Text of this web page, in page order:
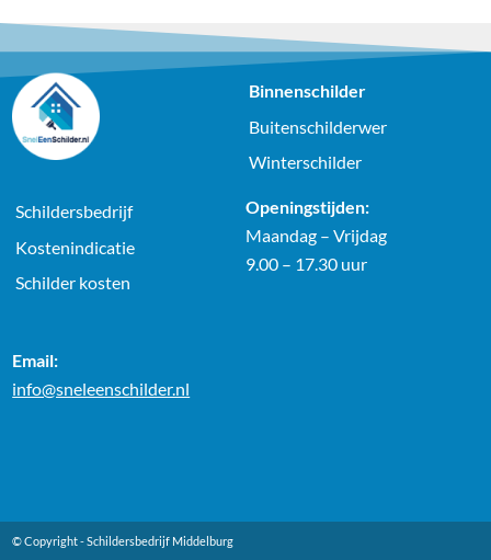
Binnenschilder
Buitenschilderwer
Winterschilder
Schildersbedrijf
Kostenindicatie
Schilder kosten
Openingstijden:
Maandag – Vrijdag
9.00 – 17.30 uur
Email:
info@sneleenschilder.nl
© Copyright -Schildersbedrijf Middelburg